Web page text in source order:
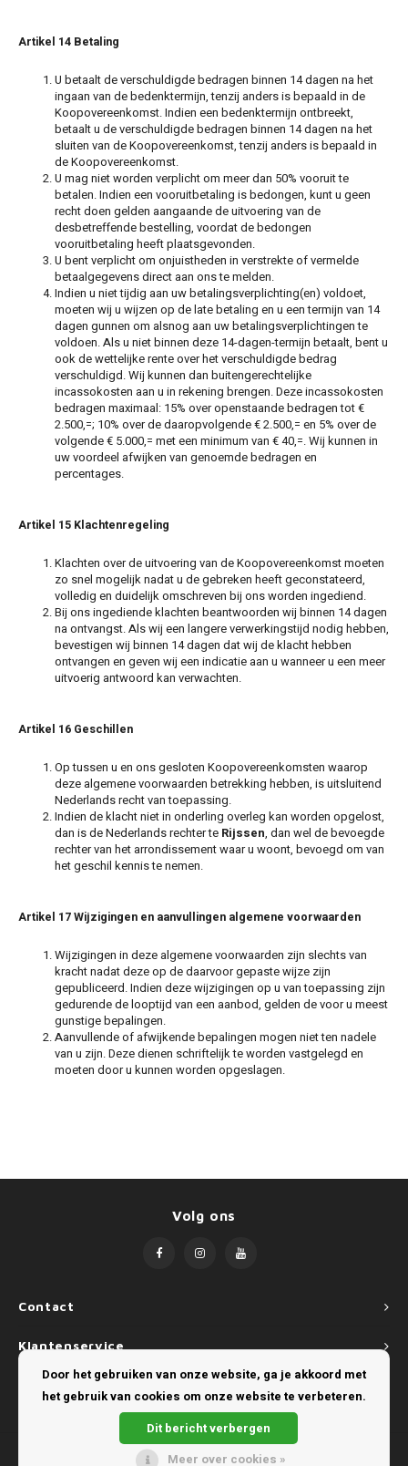
Artikel 14 Betaling
U betaalt de verschuldigde bedragen binnen 14 dagen na het
ingaan van de bedenktermijn, tenzij anders is bepaald in de
Koopovereenkomst. Indien een bedenktermijn ontbreekt,
betaalt u de verschuldigde bedragen binnen 14 dagen na het
sluiten van de Koopovereenkomst, tenzij anders is bepaald in
de Koopovereenkomst.
U mag niet worden verplicht om meer dan 50% vooruit te
betalen. Indien een vooruitbetaling is bedongen, kunt u geen
recht doen gelden aangaande de uitvoering van de
desbetreffende bestelling, voordat de bedongen
vooruitbetaling heeft plaatsgevonden.
U bent verplicht om onjuistheden in verstrekte of vermelde
betaalgegevens direct aan ons te melden.
Indien u niet tijdig aan uw betalingsverplichting(en) voldoet,
moeten wij u wijzen op de late betaling en u een termijn van 14
dagen gunnen om alsnog aan uw betalingsverplichtingen te
voldoen. Als u niet binnen deze 14-dagen-termijn betaalt, bent u
ook de wettelijke rente over het verschuldigde bedrag
verschuldigd. Wij kunnen dan buitengerechtelijke
incassokosten aan u in rekening brengen. Deze incassokosten
bedragen maximaal: 15% over openstaande bedragen tot €
2.500,=; 10% over de daaropvolgende € 2.500,= en 5% over de
volgende € 5.000,= met een minimum van € 40,=. Wij kunnen in
uw voordeel afwijken van genoemde bedragen en
percentages.
Artikel 15 Klachtenregeling
Klachten over de uitvoering van de Koopovereenkomst moeten
zo snel mogelijk nadat u de gebreken heeft geconstateerd,
volledig en duidelijk omschreven bij ons worden ingediend.
Bij ons ingediende klachten beantwoorden wij binnen 14 dagen
na ontvangst. Als wij een langere verwerkingstijd nodig hebben,
bevestigen wij binnen 14 dagen dat wij de klacht hebben
ontvangen en geven wij een indicatie aan u wanneer u een meer
uitvoerig antwoord kan verwachten.
Artikel 16 Geschillen
Op tussen u en ons gesloten Koopovereenkomsten waarop
deze algemene voorwaarden betrekking hebben, is uitsluitend
Nederlands recht van toepassing.
Indien de klacht niet in onderling overleg kan worden opgelost,
dan is de Nederlands rechter te Rijssen, dan wel de bevoegde
rechter van het arrondissement waar u woont, bevoegd om van
het geschil kennis te nemen.
Artikel 17 Wijzigingen en aanvullingen algemene voorwaarden
Wijzigingen in deze algemene voorwaarden zijn slechts van
kracht nadat deze op de daarvoor gepaste wijze zijn
gepubliceerd. Indien deze wijzigingen op u van toepassing zijn
gedurende de looptijd van een aanbod, gelden de voor u meest
gunstige bepalingen.
Aanvullende of afwijkende bepalingen mogen niet ten nadele
van u zijn. Deze dienen schriftelijk te worden vastgelegd en
moeten door u kunnen worden opgeslagen.
Contact
Volg ons
Klantenservice
Mijn account
Door het gebruiken van onze website, ga je akkoord met
het gebruik van cookies om onze website te verbeteren.
Dit bericht verbergen
Meer over cookies »